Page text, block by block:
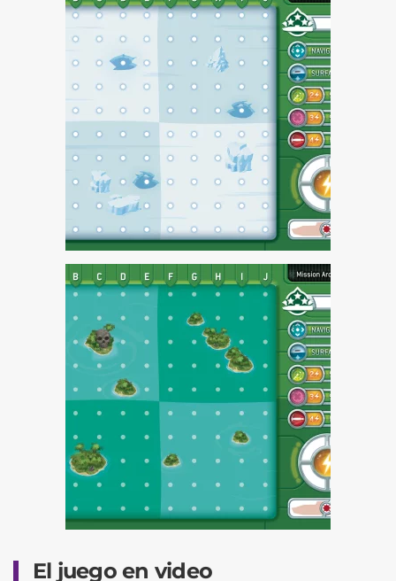
El juego en video